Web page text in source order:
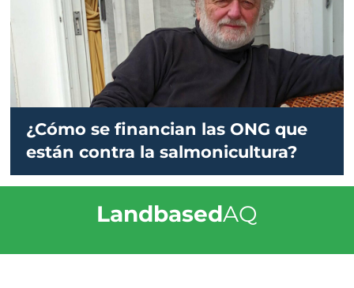
¿Cómo se financian las ONG que
están contra la salmonicultura?
LandbasedAQ